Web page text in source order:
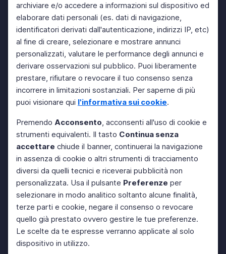
archiviare e/o accedere a informazioni sul dispositivo ed
elaborare dati personali (es. dati di navigazione,
identificatori derivati dall'autenticazione, indirizzi IP, etc)
al fine di creare, selezionare e mostrare annunci
personalizzati, valutare le performance degli annunci e
derivare osservazioni sul pubblico. Puoi liberamente
prestare, rifiutare o revocare il tuo consenso senza
incorrere in limitazioni sostanziali. Per saperne di più
puoi visionare qui l'informativa sui cookie.
Premendo Acconsento, acconsenti all'uso di cookie e
strumenti equivalenti. Il tasto Continua senza
accettare chiude il banner, continuerai la navigazione
in assenza di cookie o altri strumenti di tracciamento
diversi da quelli tecnici e riceverai pubblicità non
personalizzata. Usa il pulsante Preferenze per
selezionare in modo analitico soltanto alcune finalità,
terze parti e cookie, negare il consenso o revocare
quello già prestato ovvero gestire le tue preferenze.
Le scelte da te espresse verranno applicate al solo
dispositivo in utilizzo.